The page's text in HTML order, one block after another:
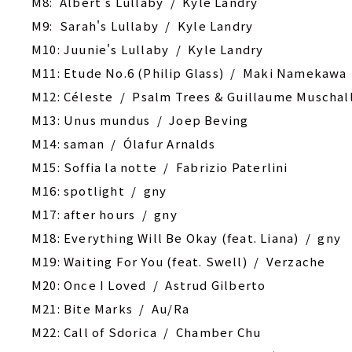
M9: Sarah's Lullaby / Kyle Landry
M10: Juunie's Lullaby / Kyle Landry
M11: Etude No.6 (Philip Glass) / Maki Namekawa
M12: Céleste / Psalm Trees & Guillaume
M13: Unus mundus / Joep Beving
M14: saman / Ólafur Arnalds
M15: Soffia la notte / Fabrizio Paterlini
M16: spotlight / gny
M17: after hours / gny
M18: Everything Will Be Okay (feat. Liana) / gny
M19: Waiting For You (feat. Swell) / Verzache
M20: Once I Loved / Astrud Gilberto
M21: Bite Marks / Au/Ra
M22: Call of Sdorica / Chamber Chu